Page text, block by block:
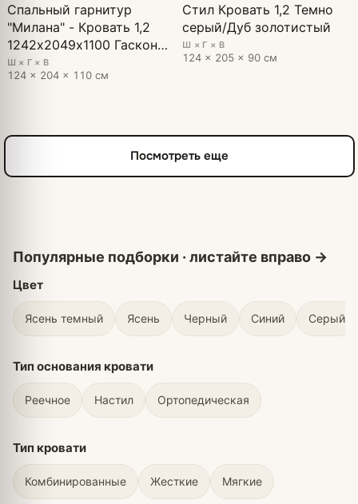
Спальный гарнитур
"Милана" - Кровать 1,2
1242х2049х1100 Гаскон
Пайн/Белый лофт
Ш × Г × В
124 × 204 × 110 см
Стил Кровать 1,2 Темно
серый/Дуб золотистый
Ш × Г × В
124 × 205 × 90 см
Посмотреть еще
Цвет
Ясень темный Ясень Черный Синий Серый
Тип основания кровати
Реечное Настил Ортопедическая
Тип кровати
Комбинированные Жесткие Мягкие